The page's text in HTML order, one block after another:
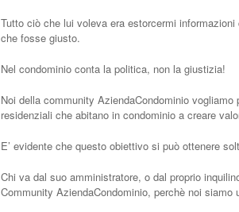
Tutto ciò che lui voleva era estorcermi
che fosse giusto.
Nel condominio conta la politica, non la giustizia!
Noi della community AziendaCondominio
residenziali che abitano in condominio a creare
E’ evidente che questo obiettivo si può ottenere
Chi va dal suo amministratore, o dal proprio
Community AziendaCondominio, perchè noi siamo